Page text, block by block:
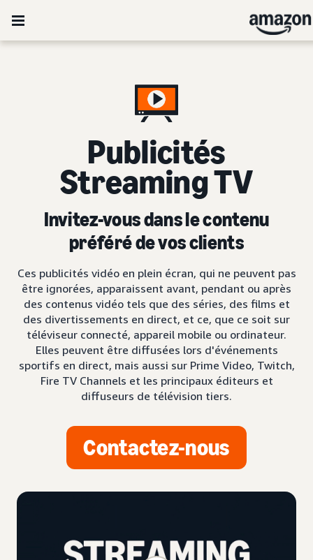
Publicités
Streaming TV
Invitez-vous dans le contenu
préféré de vos clients
Ces publicités vidéo en plein écran, qui ne peuvent pas
être ignorées, apparaissent avant, pendant ou après
des contenus vidéo tels que des séries, des films et
des divertissements en direct, et ce, que ce soit sur
téléviseur connecté, appareil mobile ou ordinateur.
Elles peuvent être diffusées lors d'événements
sportifs en direct, mais aussi sur Prime Video, Twitch,
Fire TV Channels et les principaux éditeurs et
diffuseurs de télévision tiers.
Contactez-nous